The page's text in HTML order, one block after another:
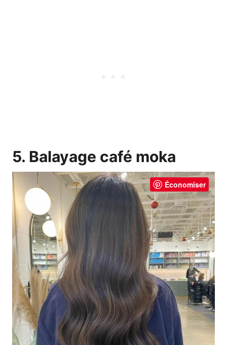
5. Balayage café moka
Économiser